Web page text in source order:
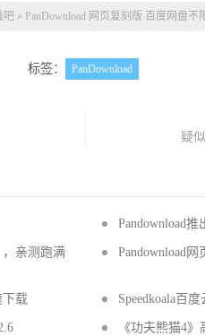
吧 » PanDownload 网页复刻版 百度网盘
标签： PanDownload
疑
Pandownload
亲测跑满
Pandownload
下载 Speedkoala百
《功夫熊猫4